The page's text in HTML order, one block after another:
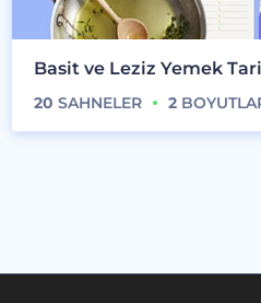
Basit ve Leziz Yemek
20 SAHNELER 2